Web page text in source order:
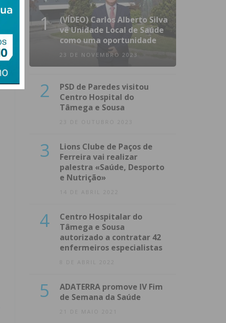
1
(VÍDEO) Carlos Alberto Silva
vê Unidade Local de Saúde
como uma oportunidade
23 DE NOVEMBRO 2023
2
PSD de Paredes visitou
Centro Hospital do
Tâmega e Sousa
23 DE OUTUBRO 2023
3
Lions Clube de Paços de
Ferreira vai realizar
palestra «Saúde, Desporto
e Nutrição»
14 DE ABRIL 2022
4
Centro Hospitalar do
Tâmega e Sousa
autorizado a contratar 42
enfermeiros especialistas
8 DE ABRIL 2022
5
ADATERRA promove IV Fim
de Semana da Saúde
21 DE MAIO 2021